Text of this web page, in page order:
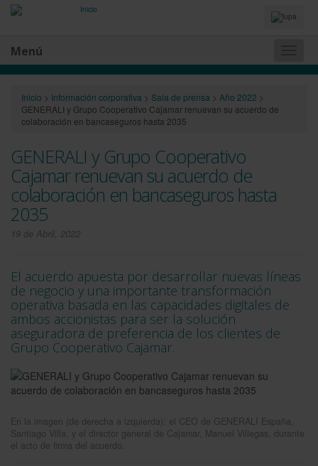
Idiomas
y
Menú
Inicio > Información corporativa > Sala de prensa > Año 2022 >
GENERALI y Grupo Cooperativo Cajamar renuevan su acuerdo de
colaboración en bancaseguros hasta 2035
GENERALI y Grupo Cooperativo
Cajamar renuevan su acuerdo de
colaboración en bancaseguros hasta
2035
19 de Abril, 2022
El acuerdo apuesta por desarrollar nuevas líneas
de negocio y una importante transformación
operativa basada en las capacidades digitales de
ambos accionistas para ser la solución
aseguradora de preferencia de los clientes de
Grupo Cooperativo Cajamar.
En la imagen (de derecha a izquierda): el CEO de GENERALI España,
Santiago Villa, y el director general de Cajamar, Manuel Villegas, durante
el acto de firma del acuerdo.